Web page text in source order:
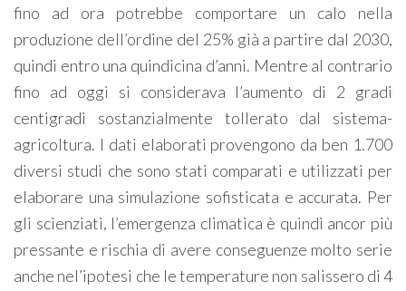
fino ad ora potrebbe comportare un calo nella
produzione dell’ordine del 25% già a partire dal 2030,
quindi entro una quindicina d’anni. Mentre al contrario
fino ad oggi si considerava l’aumento di 2 gradi
centigradi sostanzialmente tollerato dal sistema-
agricoltura. I dati elaborati provengono da ben 1.700
diversi studi che sono stati comparati e utilizzati per
elaborare una simulazione sofisticata e accurata. Per
gli scienziati, l’emergenza climatica è quindi ancor più
pressante e rischia di avere conseguenze molto serie
anche nel’ipotesi che le temperature non salissero di 4